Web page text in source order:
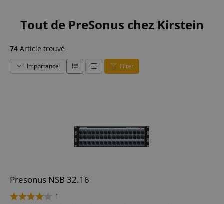
Tout de PreSonus chez Kirstein
74 Article trouvé
Importance Filter
Presonus NSB 32.16
1